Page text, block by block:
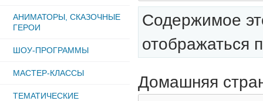
АНИМАТОРЫ, СКАЗОЧНЫЕ
ГЕРОИ
ШОУ-ПРОГРАММЫ
МАСТЕР-КЛАССЫ
ТЕМАТИЧЕСКИЕ
Содержимое
отображаться
Домашняя